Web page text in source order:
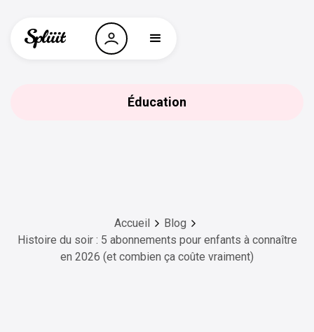
Éducation
Accueil
Blog
Histoire du soir : 5 abonnements pour enfants à connaître
en 2026 (et combien ça coûte vraiment)